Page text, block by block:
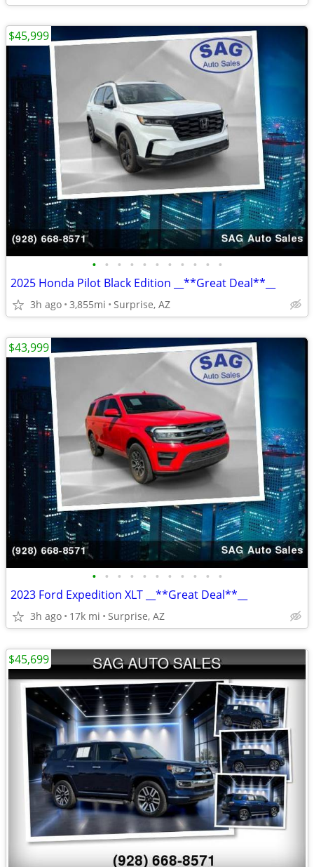
• • • • • • • • • • •
2025 Honda Pilot Black Edition __**Great Deal**__
3h ago 3,855mi Surprise, AZ
$45,999
• • • • • • • • • • •
2023 Ford Expedition XLT __**Great Deal**__
3h ago 17k mi Surprise, AZ
$43,999
$45,699